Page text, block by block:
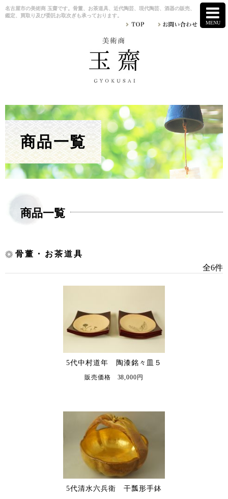
名古屋市の美術商 玉齋です。骨董、お茶道具、近代陶芸、現代陶芸、酒器の販売、
鑑定、買取り及び委託お取次ぎも承っております。
商品一覧
商品一覧
骨董・お茶道具
全6件
5代中村道年 陶漆銘々皿５
販売価格 38,000円
5代清水六兵衛 干瓢形手鉢